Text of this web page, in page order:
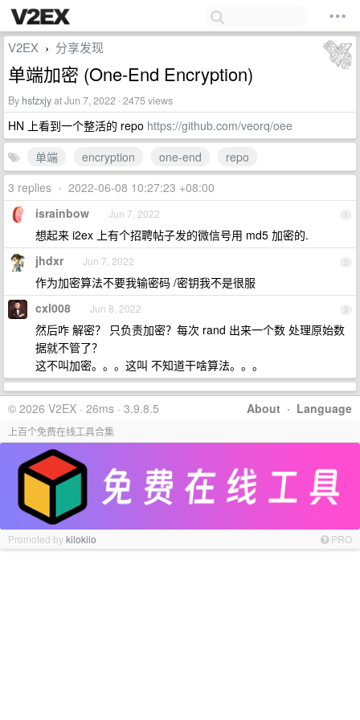
V2EX › 分享发现
单端加密 (One-End Encryption)
By hsfzxjyat Jun 7, 2022 · 2475 views
HN 上看到一个整活的 repo https://github.com/veorq/oee
单端
encryption one-end
repo
3 replies • 2022-06-08 10:27:23 +08:00
1
israinbow Jun 7, 2022
想起来 i2ex 上有个招聘帖子发的微信号用 md5 加密的.
2
jhdxr Jun 7, 2022
作为加密算法不要我输密码 /密钥我不是很服
3
cxl008 Jun 8, 2022
然后咋 解密？ 只负责加密？每次 rand 出来一个数 处理原始数
据就不管了？
这不叫加密。。。这叫 不知道干啥算法。。。
About · Language
© 2026 V2EX · 26ms · 3.9.8.5
上百个免费在线工具合集
Promoted bykilokilo PRO